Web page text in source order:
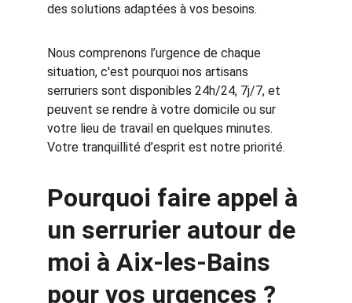
des solutions adaptées à vos besoins.
Nous comprenons l’urgence de chaque
situation, c'est pourquoi nos artisans
serruriers sont disponibles 24h/24, 7j/7, et
peuvent se rendre à votre domicile ou sur
votre lieu de travail en quelques minutes.
Votre tranquillité d’esprit est notre priorité.
Pourquoi faire appel à
un serrurier autour de
moi à Aix-les-Bains
pour vos urgences ?